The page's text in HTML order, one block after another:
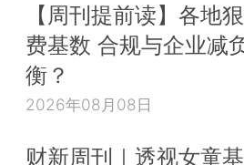
【周刊提前读】各地
费基数 合规与企业减
衡？
2026年08月08日
财新周刊｜透视女童